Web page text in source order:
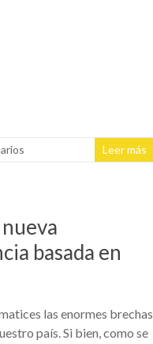
Leer más
basada en
las enormes brechas
país. Si bien, como se